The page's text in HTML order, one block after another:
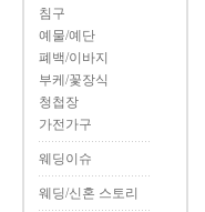
침구
예물/예단
폐백/이바지
부케/꽃장식
청첩장
가전가구
웨딩이슈
웨딩/신혼 스토리